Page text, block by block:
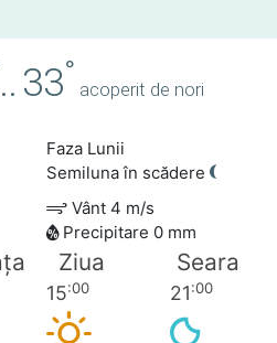
.. 33°
acoperit de nori
Faza Lunii
Semiluna în scădere
Vânt 4 m/s
Precipitare 0 mm
Ziua Seara
15:00 21:00